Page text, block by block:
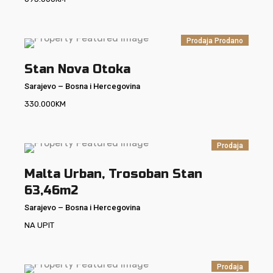
Prodaja Prodano
Stan Nova Otoka
Sarajevo – Bosna i Hercegovina
330.000KM
Prodaja
Malta Urban, Trosoban Stan
63,46m2
Sarajevo – Bosna i Hercegovina
NA UPIT
Prodaja